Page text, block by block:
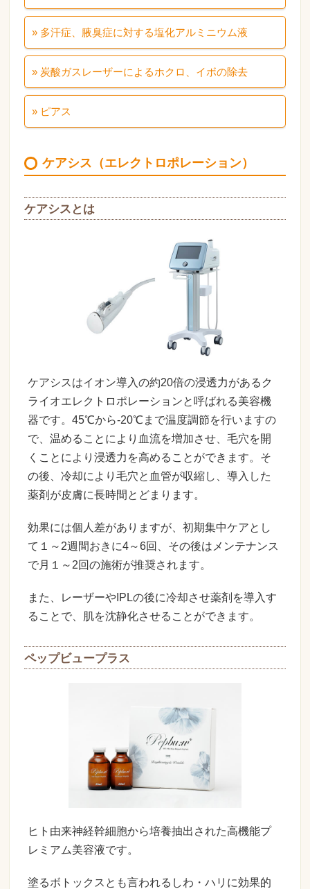
» 多汗症、腋臭症に対する塩化アルミニウム液
» 炭酸ガスレーザーによるホクロ、イボの除去
» ピアス
ケアシス（エレクトロポレーション）
ケアシスとは
ケアシスはイオン導入の約20倍の浸透力があるク
ライオエレクトロポレーションと呼ばれる美容機
器です。45℃から-20℃まで温度調節を行いますの
で、温めることにより血流を増加させ、毛穴を開
くことにより浸透力を高めることができます。そ
の後、冷却により毛穴と血管が収縮し、導入した
薬剤が皮膚に長時間とどまります。
効果には個人差がありますが、初期集中ケアとし
て１～2週間おきに4～6回、その後はメンテナンス
で月１～2回の施術が推奨されます。
また、レーザーやIPLの後に冷却させ薬剤を導入す
ることで、肌を沈静化させることができます。
ペップビュープラス
ヒト由来神経幹細胞から培養抽出された高機能プ
レミアム美容液です。
塗るボトックスとも言われるしわ・ハリに効果的